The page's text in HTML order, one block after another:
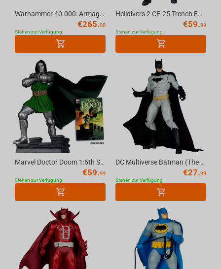
Warhammer 40.000: Armageddon (English) – Launch Box 11 Edition
€265.00
Stehen zur Verfügung
Helldivers 2 CE-25 Trench Engineer 7in Deluxe Action Figure McFarlane Elite Edition #11
€59.99
Stehen zur Verfügung
Marvel Doctor Doom 1:6th Scale Collectible (Doctor Doom #1) McFarlane Toys
€59.99
Stehen zur Verfügung
DC Multiverse Batman (The New 52) 7in Action Figure McFarlane Toys
€27.99
Stehen zur Verfügung